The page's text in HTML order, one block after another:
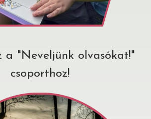
a "Neveljünk olvasókat!"
csoporthoz!